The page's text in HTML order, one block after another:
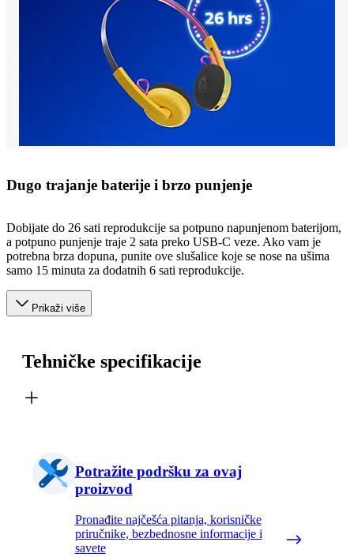
Dugo trajanje baterije i brzo punjenje
Dobijate do 26 sati reprodukcije sa potpuno napunjenom baterijom,
a potpuno punjenje traje 2 sata preko USB-C veze. Ako vam je
potrebna brza dopuna, punite ove slušalice koje se nose na ušima
samo 15 minuta za dodatnih 6 sati reprodukcije.
Prikaži više
Tehničke specifikacije
Potražite podršku za ovaj
proizvod
Pronađite najčešća pitanja, korisničke
priručnike, bezbednosne informacije i
savete